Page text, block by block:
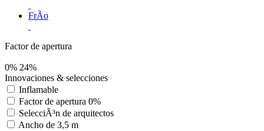
FrÃ­o
Factor de apertura
0% 24%
Innovaciones & selecciones
Inflamable
Factor de apertura 0%
SelecciÃ³n de arquitectos
Ancho de 3,5 m